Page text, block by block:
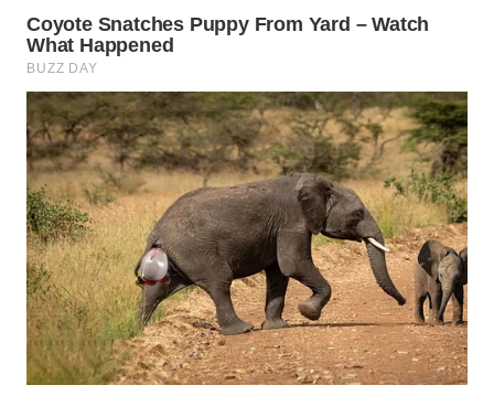
HEALTH
WAHANA
DESA
WISATA
LAPAK
WAHANA
Wahana
Network
KONSUMEN
LISTRIK